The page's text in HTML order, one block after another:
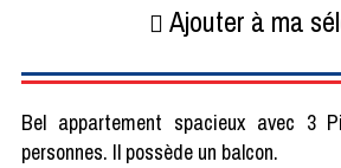
Ajouter à ma
Bel appartement spacieux avec 3
personnes. Il possède un balcon.